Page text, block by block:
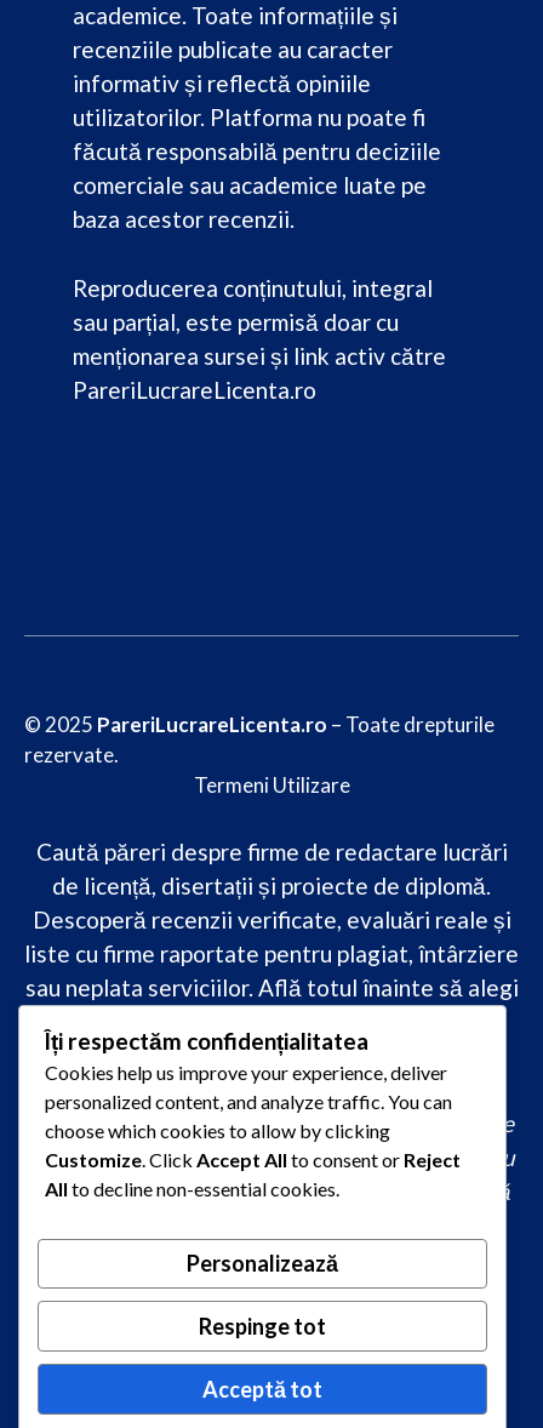
academice. Toate informațiile și
recenziile publicate au caracter
informativ și reflectă opiniile
utilizatorilor. Platforma nu poate fi
făcută responsabilă pentru deciziile
comerciale sau academice luate pe
baza acestor recenzii.
Reproducerea conținutului, integral
sau parțial, este permisă doar cu
menționarea sursei și link activ către
PareriLucrareLicenta.ro
© 2025 PareriLucrareLicenta.ro – Toate drepturile
rezervate.
Termeni Utilizare
Caută păreri despre firme de redactare lucrări
de licență, disertații și proiecte de diplomă.
Descoperă recenzii verificate, evaluări reale și
liste cu firme raportate pentru plagiat, întârziere
sau neplata serviciilor. Află totul înainte să alegi
academicădoar pe PareriLucrareLicenta.ro.
comandă lucrare de licență originală, redactare
lucrare licență urgent, ajutor profesional pentru
licență, servicii redactare disertație ieftin, firmă
academică la comandă, redactare licență fără
plagiat rapid, preț redactare lucrare de licență,
oferte redactare lucrări 2026, redactori
autorizați pentru lucrări academice
Îți respectăm confidențialitatea
Cookies help us improve your experience, deliver
personalized content, and analyze traffic. You can
choose which cookies to allow by clicking
Customize . Click Accept All to consent or Reject
All to decline non-essential cookies.
Personalizează
Respinge tot
Acceptă tot